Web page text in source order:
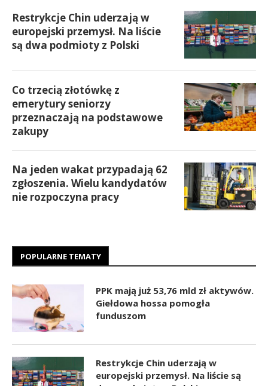
Restrykcje Chin uderzają w
europejski przemysł. Na liście
są dwa podmioty z Polski
Co trzecią złotówkę z
emerytury seniorzy
przeznaczają na podstawowe
zakupy
Na jeden wakat przypadają 62
zgłoszenia. Wielu kandydatów
nie rozpoczyna pracy
POPULARNE TEMATY
PPK mają już 53,76 mld zł aktywów.
Giełdowa hossa pomogła
funduszom
Restrykcje Chin uderzają w
europejski przemysł. Na liście są